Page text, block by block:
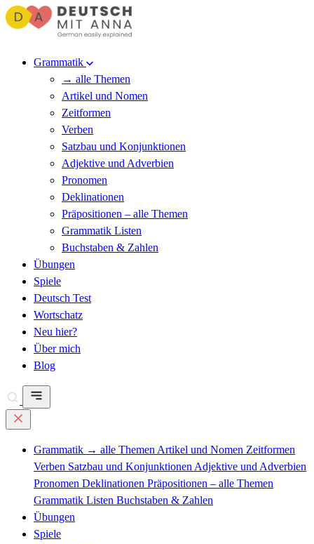
Grammatik
→ alle Themen
Artikel und Nomen
Zeitformen
Verben
Satzbau und Konjunktionen
Adjektive und Adverbien
Pronomen
Deklinationen
Präpositionen – alle Themen
Grammatik Listen
Buchstaben & Zahlen
Übungen
Spiele
Deutsch Test
Wortschatz
Neu hier?
Über mich
Blog
Grammatik → alle Themen Artikel und Nomen Zeitformen
Verben Satzbau und Konjunktionen Adjektive und Adverbien
Pronomen Deklinationen Präpositionen – alle Themen
Grammatik Listen Buchstaben & Zahlen
Übungen
Spiele